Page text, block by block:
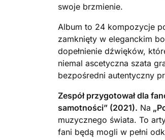
swoje brzmienie.
Album to 24 kompozycje
zamknięty w eleganckim
dopełnienie dźwięków,
niemal ascetyczna szata
bezpośredni autentyczny
Zespół przygotował dla
samotności” (2021). Na
muzycznego świata. To
fani będą mogli w pełni